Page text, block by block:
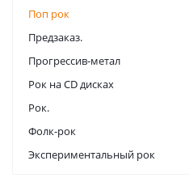
Поп рок
Предзаказ.
Прогрессив-метал
Рок на CD дисках
Рок.
Фолк-рок
Экспериментальный рок